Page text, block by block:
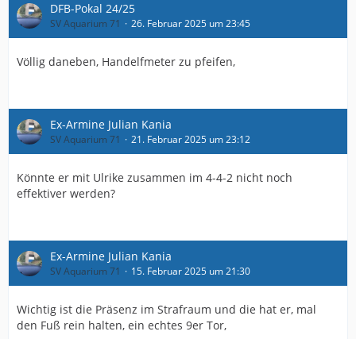
DFB-Pokal 24/25
SV Aquarium 71 26. Februar 2025 um 23:45
Völlig daneben, Handelfmeter zu pfeifen,
Ex-Armine Julian Kania
SV Aquarium 71 21. Februar 2025 um 23:12
Könnte er mit Ulrike zusammen im 4-4-2 nicht noch
effektiver werden?
Ex-Armine Julian Kania
SV Aquarium 71 15. Februar 2025 um 21:30
Wichtig ist die Präsenz im Strafraum und die hat er, mal
den Fuß rein halten, ein echtes 9er Tor,